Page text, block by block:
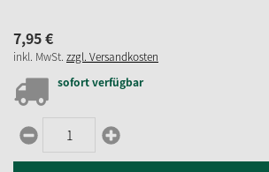
7,95€
inkl. MwSt. zzgl. Versandkosten
sofort verfügbar